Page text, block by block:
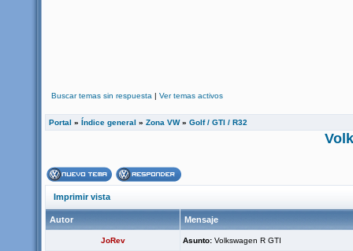
Buscar temas sin respuesta | Ver temas activos
Portal » Índice general » Zona VW» Golf / GTI / R32
Imprimir vista
Autor Mensaje
JoRev Asunto: Volkswagen R GTI